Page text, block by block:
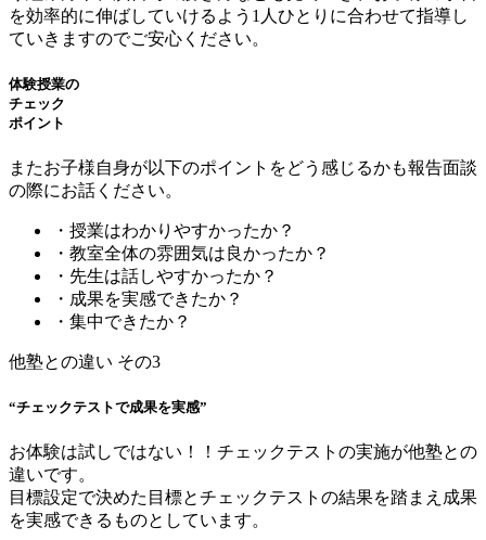
を効率的に伸ばしていけるよう1人ひとりに合わせて指導し
ていきますのでご安心ください。
体験授業の
チェック
ポイント
またお子様自身が以下のポイントをどう感じるかも報告面談
の際にお話ください。
・授業はわかりやすかったか？
・教室全体の雰囲気は良かったか？
・先生は話しやすかったか？
・成果を実感できたか？
・集中できたか？
他塾との違い その3
“チェックテストで成果を実感”
お体験は試しではない！！チェックテストの実施が他塾との
違いです。
目標設定で決めた目標とチェックテストの結果を踏まえ成果
を実感できるものとしています。